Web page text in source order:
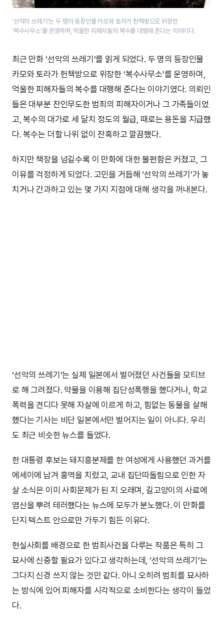
‘선악의 쓰레기’는 두 명의 등장인물 카모와 토라가 헌책방으로 위장한
‘복수사무소’를 운영하며, 억울한 피해자들의 복수를 대행해 준다는 이야기다.
최근 만화 ‘선악의 쓰레기’를 읽게 되었다. 두 명의 등장인물
카모와 토라가 헌책방으로 위장한 ‘복수사무소’를 운영하며,
억울한 피해자들의 복수를 대행해 준다는 이야기였다. 의뢰인
들은 대부분 잔인무도한 범죄의 피해자이거나 그 가족들이었
고, 복수의 대가로 세 달치 정도의 월급, 때로는 용돈을 지급했
다. 복수는 더할 나위 없이 잔혹하고 깔끔했다.
하지만 책장을 넘길수록 이 만화에 대한 불편함은 커졌고, 그
이유를 걱정하게 되었다. 고민을 거듭해 ‘선악의 쓰레기’가 놓
치거나 간과하고 있는 몇 가지 지점에 대해 생각을 꺼내본다.
‘선악의 쓰레기’는 실제 일본에서 벌어졌던 사건들을 모티브
로 해 그려졌다. 약물을 이용해 집단성폭행을 했다거나, 학교
폭력을 견디다 못해 자살에 이르게 하고, 힘없는 동물을 살해
했다는 기사는 비단 일본에서만 벌어지는 일이 아니다. 우리
도 최근 비슷한 뉴스를 들었다.
한 대통령 후보는 돼지흥분제를 한 여성에게 사용했던 과거를
에세이에 남겨 홍역을 치렀고, 교내 집단따돌림으로 인한 자
살 소식은 이미 사회문제가 된 지 오래며, 길고양이의 사료에
염산을 뿌려 테러했다는 뉴스에 모두가 분노했다. 이 만화를
단지 텍스트 안으로만 가두기 힘든 이유다.
현실사회를 배경으로 한 범죄사건을 다루는 작품은 특히 그
묘사에 신중할 필요가 있다고 생각하는데, ‘선악의 쓰레기’는
그다지 신경 쓰지 않는 것만 같다. 아니 오히려 범죄를 묘사하
는 방식에 있어 피해자를 시각적으로 소비한다는 생각이 들었
다.